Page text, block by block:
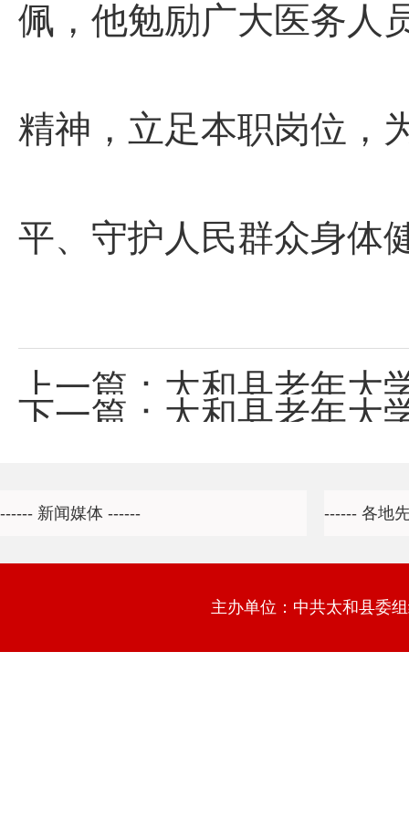
佩，他勉励广大医务人
精神，立足本职岗位，
平、守护人民群众身体
上一篇： 太和县老年大
下一篇： 太和县老年大
主办单位：中共太和县委